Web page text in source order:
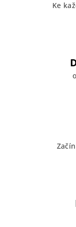
Ke